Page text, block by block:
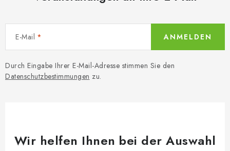
E-Mail
Durch Eingabe Ihrer E-Mail-Adresse stimmen Sie den
Datenschutzbestimmungen zu.
ANMELDEN
Wir helfen Ihnen bei der Auswahl